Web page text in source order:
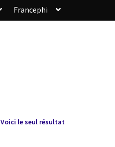
Francephi
Voici le seul résultat